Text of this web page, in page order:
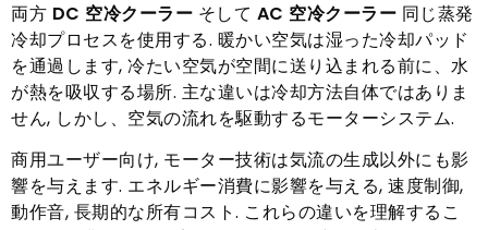
両方 DC 空冷クーラー そして AC 空冷クーラー 同じ蒸発
冷却プロセスを使用する. 暖かい空気は湿った冷却パッド
を通過します, 冷たい空気が空間に送り込まれる前に、水
が熱を吸収する場所. 主な違いは冷却方法自体ではありま
せん, しかし、空気の流れを駆動するモーターシステム.
商用ユーザー向け, モーター技術は気流の生成以外にも影
響を与えます. エネルギー消費に影響を与える, 速度制御,
動作音, 長期的な所有コスト. これらの違いを理解するこ